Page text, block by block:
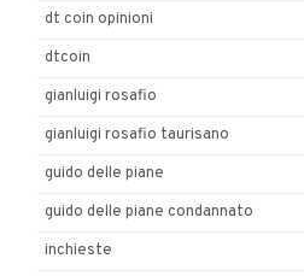
dt coin opinioni
dtcoin
gianluigi rosafio
gianluigi rosafio taurisano
guido delle piane
guido delle piane condannato
inchieste